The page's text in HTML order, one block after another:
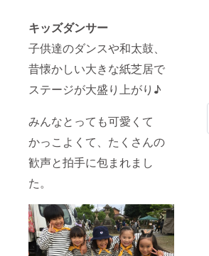
キッズダンサー
子供達のダンスや和太鼓、
昔懐かしい大きな紙芝居で
ステージが大盛り上がり♪
みんなとっても可愛くて
かっこよくて、たくさんの
歓声と拍手に包まれまし
た。